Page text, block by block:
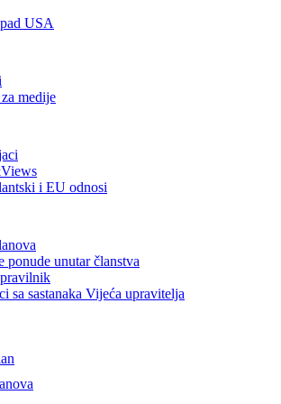
USA
medije
i EU odnosi
ponude unutar članstva
sa sastanaka Vijeća upravitelja